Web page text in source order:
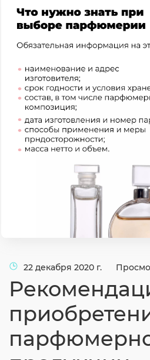
22 декабря 2020 г.
Согласие на обработку
Введите слово с